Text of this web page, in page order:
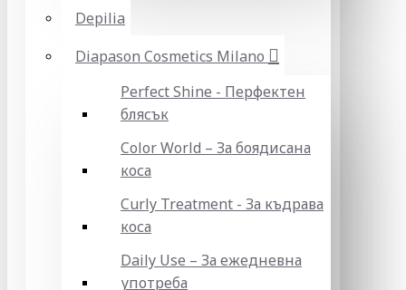
Depilia
Diapason Cosmetics Milano
Perfect Shine - Перфектен
блясък
Color World – За боядисана
коса
Curly Treatment - За къдрава
коса
Daily Use – За ежедневна
употреба